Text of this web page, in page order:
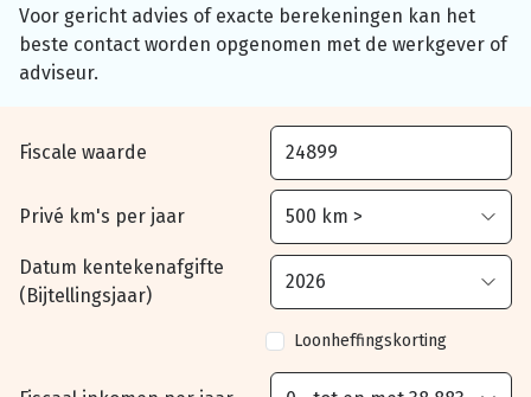
Voor gericht advies of exacte berekeningen kan het
beste contact worden opgenomen met de werkgever of
adviseur.
Fiscale waarde
Privé km's per jaar
Datum kentekenafgifte
(Bijtellingsjaar)
Loonheffingskorting